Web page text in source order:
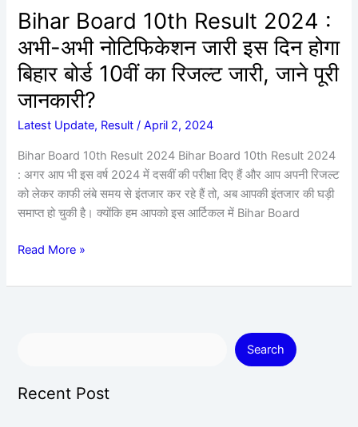
Bihar Board 10th Result 2024 :
अभी-अभी नोटिफिकेशन जारी इस दिन होगा
बिहार बोर्ड 10वीं का रिजल्ट जारी, जाने पूरी
जानकारी?
Latest Update, Result /April 2, 2024
Bihar Board 10th Result 2024 Bihar Board 10th Result 2024
: अगर आप भी इस वर्ष 2024 में दसवीं की परीक्षा दिए हैं और आप अपनी रिजल्ट
को लेकर काफी लंबे समय से इंतजार कर रहे हैं तो, अब आपकी इंतजार की घड़ी
समाप्त हो चुकी है। क्योंकि हम आपको इस आर्टिकल में Bihar Board
इस
दिन
होगा
बिहार
बोर्ड
10वीं
का
जारी,
जाने
पूरी
जानकारी?
Read More »
Search
Recent Post